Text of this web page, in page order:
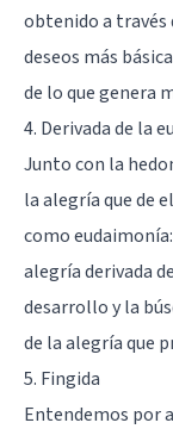
obtenido a través
deseos más
de lo que genera
4. Derivada de la
Junto con la
la alegría que de
como
alegría derivada
desarrollo y la
de la alegría que
5. Fingida
Entendemos por